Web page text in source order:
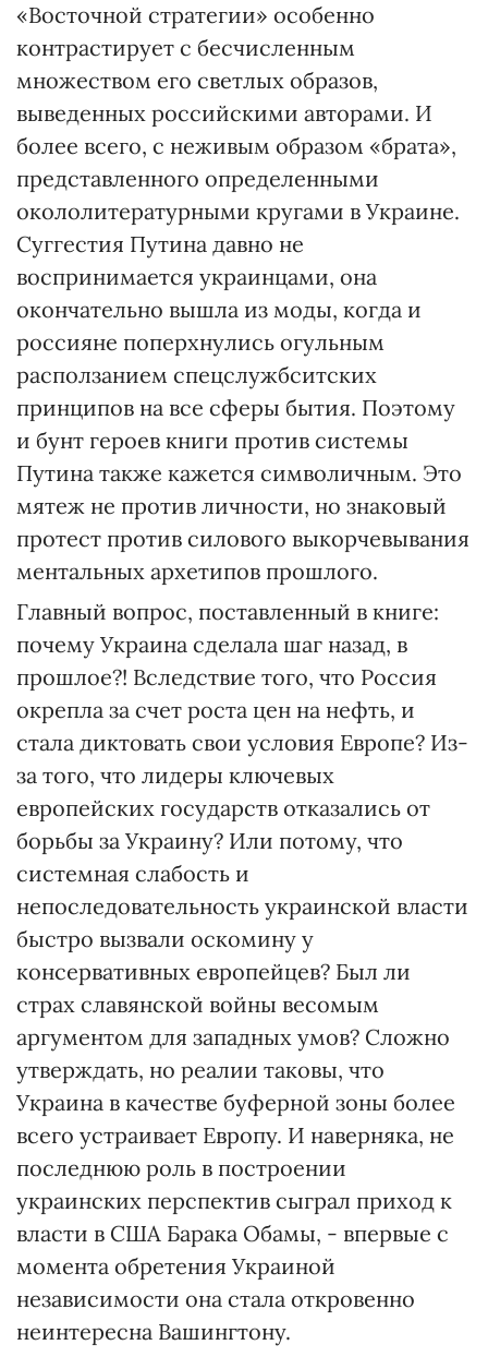
«Восточной стратегии» особенно
контрастирует с бесчисленным
множеством его светлых образов,
выведенных российскими авторами. И
более всего, с неживым образом «брата»,
представленного определенными
окололитературными кругами в Украине.
Суггестия Путина давно не
воспринимается украинцами, она
окончательно вышла из моды, когда и
россияне поперхнулись огульным
расползанием спецслужбситских
принципов на все сферы бытия. Поэтому
и бунт героев книги против системы
Путина также кажется символичным. Это
мятеж не против личности, но знаковый
протест против силового выкорчевывания
ментальных архетипов прошлого.
Главный вопрос, поставленный в книге:
почему Украина сделала шаг назад, в
прошлое?! Вследствие того, что Россия
окрепла за счет роста цен на нефть, и
стала диктовать свои условия Европе? Из-
за того, что лидеры ключевых
европейских государств отказались от
борьбы за Украину? Или потому, что
системная слабость и
непоследовательность украинской власти
быстро вызвали оскомину у
консервативных европейцев? Был ли
страх славянской войны весомым
аргументом для западных умов? Сложно
утверждать, но реалии таковы, что
Украина в качестве буферной зоны более
всего устраивает Европу. И наверняка, не
последнюю роль в построении
украинских перспектив сыграл приход к
власти в США Барака Обамы, - впервые с
момента обретения Украиной
независимости она стала откровенно
неинтересна Вашингтону.